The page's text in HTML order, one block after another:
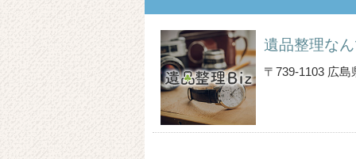
遺品整理な
〒739-1103 広